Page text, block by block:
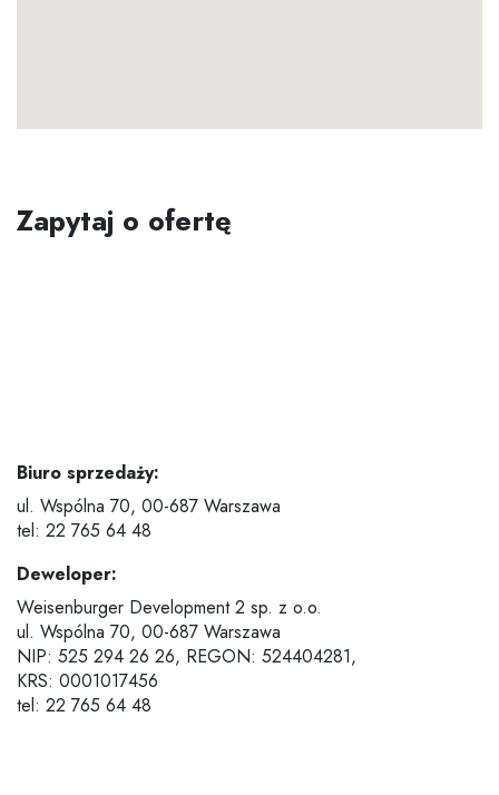
Zapytaj o ofertę
Biuro sprzedaży:
ul. Wspólna 70, 00-687 Warszawa
tel: 22 765 64 48
Deweloper:
Weisenburger Development 2 sp. z o.o.
ul. Wspólna 70, 00-687 Warszawa
NIP: 525 294 26 26, REGON: 524404281,
KRS: 0001017456
tel: 22 765 64 48